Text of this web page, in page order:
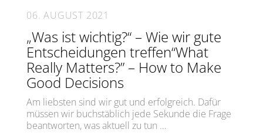
06. AUGUST 2021
„Was ist wichtig?“ – Wie wir gute
Entscheidungen treffen“What
Really Matters?” – How to Make
Good Decisions
Am liebsten sind wir gut und erfolgreich. Dafür
müssen wir buchstäblich jede Sekunde die Frage
beantworten, was aktuell zu tun …